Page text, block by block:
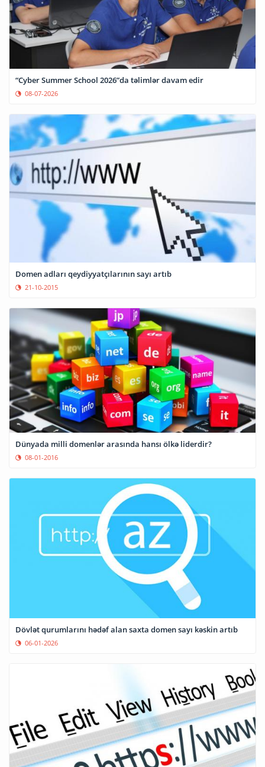
“Cyber Summer School 2026”da təlimlər davam edir
08-07-2026
Domen adları qeydiyyatçılarının sayı artıb
21-10-2015
Dünyada milli domenlər arasında hansı ölkə liderdir?
08-01-2016
Dövlət qurumlarını hədəf alan saxta domen sayı kəskin artıb
06-01-2026